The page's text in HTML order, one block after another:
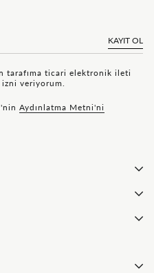
KAYIT OL
tarafıma ticari elektronik ileti
veriyorum.
Aydınlatma Metni'ni